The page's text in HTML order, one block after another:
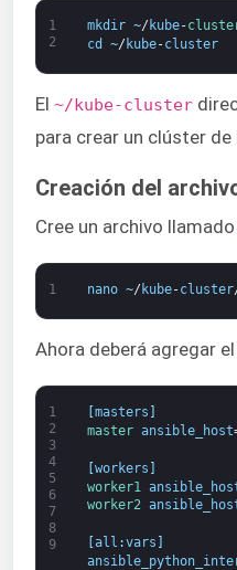
1
2
mkdir ~/ kube-
cd
~/ kube-cluster
El ~/kube-cluster
para crear un clúster
Creación del
Cree un archivo llamado
1 nano ~/ kube-cluster
Ahora deberá agregar
1
2
3
4
5
6
7
8
9
masters
master ansible_host
[workers ]
worker1
worker2
all :vars